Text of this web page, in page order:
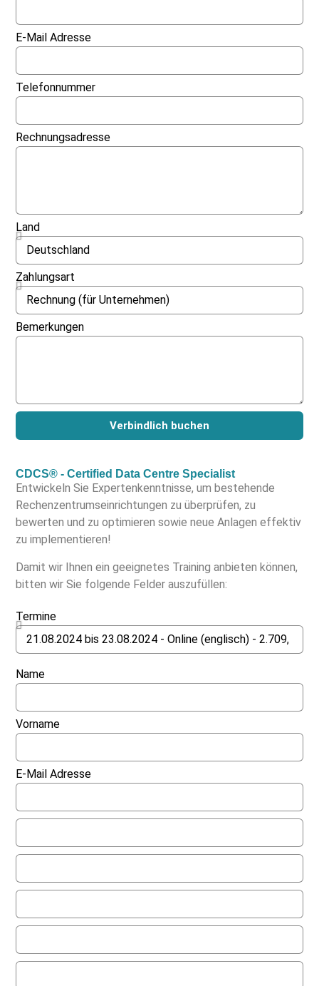
E-Mail Adresse
Telefonnummer
Rechnungsadresse
Land
Zahlungsart
Bemerkungen
Verbindlich buchen
CDCS® - Certified Data Centre Specialist
Entwickeln Sie Expertenkenntnisse, um bestehende
Rechenzentrumseinrichtungen zu überprüfen, zu
bewerten und zu optimieren sowie neue Anlagen effektiv
zu implementieren!
Damit wir Ihnen ein geeignetes Training anbieten können,
bitten wir Sie folgende Felder auszufüllen:
Termine
Name
Vorname
E-Mail Adresse